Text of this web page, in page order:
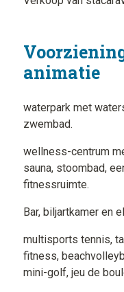
animatie
waterpark met
zwembad.
wellness-centrum
sauna, stoombad,
fitnessruimte.
Bar, biljartkamer en
multisports tennis,
fitness,
mini-golf, jeu de